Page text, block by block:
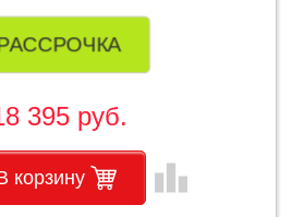
395 руб.
корзину leaderboard